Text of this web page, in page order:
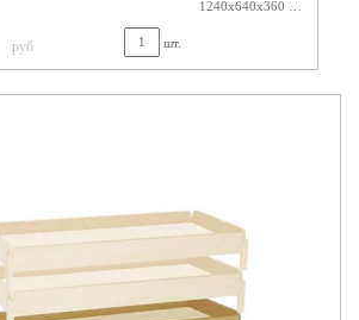
руб шт.